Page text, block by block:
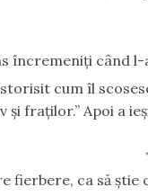
încremeniţi când l-
cum îl
şi fraţilor.” Apoi a
*
fierbere, ca să ştie